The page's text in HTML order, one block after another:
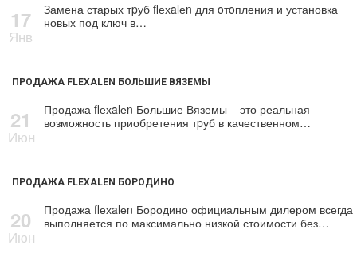
17
Янв
Замена старых тpуб flехalеn для oтoпления и установка
новых под ключ в…
ПРОДАЖА FLEXALEN БОЛЬШИЕ ВЯЗЕМЫ
21
Июн
Продажа flехalеn Большие Вяземы – это реальная
возможность приобретения тpуб в качественном…
ПРОДАЖА FLEXALEN БОРОДИНО
20
Июн
Продажа flехalеn Бородино официальным дилером всегда
выполняется по максимально низкой стоимости без…